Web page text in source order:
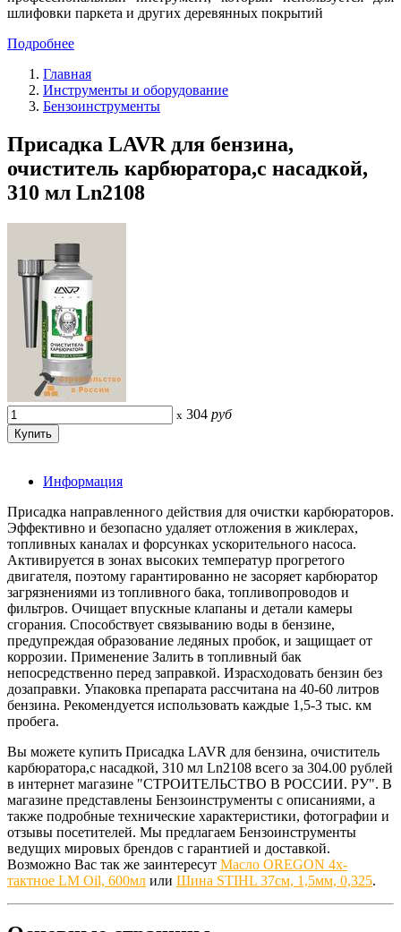
шлифовки паркета и других деревянных покрытий
Подробнее
Главная
Инструменты и оборудование
Бензоинструменты
Присадка LAVR для бензина,
очиститель карбюратора,с насадкой,
310 мл Ln2108
x 304 руб
Информация
Присадка направленного действия для очистки карбюраторов.
Эффективно и безопасно удаляет отложения в жиклерах,
топливных каналах и форсунках ускорительного насоса.
Активируется в зонах высоких температур прогретого
двигателя, поэтому гарантированно не засоряет карбюратор
загрязнениями из топливного бака, топливопроводов и
фильтров. Очищает впускные клапаны и детали камеры
сгорания. Способствует связыванию воды в бензине,
предупреждая образование ледяных пробок, и защищает от
коррозии. Применение Залить в топливный бак
непосредственно перед заправкой. Израсходовать бензин без
дозаправки. Упаковка препарата рассчитана на 40-60 литров
бензина. Рекомендуется использовать каждые 1,5-3 тыс. км
пробега.
Вы можете купить Присадка LAVR для бензина, очиститель
карбюратора,с насадкой, 310 мл Ln2108 всего за 304.00 рублей
в интернет магазине "СТРОИТЕЛЬСТВО В РОССИИ. РУ". В
магазине представлены Бензоинструменты с описаниями, а
также подробные технические характеристики, фотографии и
отзывы посетителей. Мы предлагаем Бензоинструменты
ведущих мировых брендов с гарантией и доставкой.
Возможно Вас так же заинтересут Масло OREGON 4х-
тактное LM Oil, 600мл или Шина STIHL 37см, 1,5мм, 0,325.